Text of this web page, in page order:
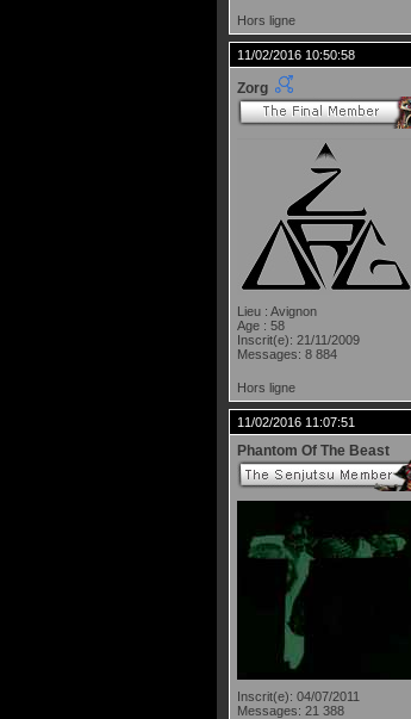
Hors ligne
11/02/2016 10:50:58
Zorg
Lieu : Avignon
Age : 58
Inscrit(e): 21/11/2009
Messages: 8 884
Hors ligne
11/02/2016 11:07:51
Phantom Of The Beast
Inscrit(e): 04/07/2011
Messages: 21 388